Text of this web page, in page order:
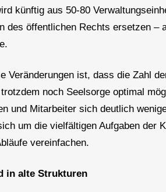
künftig aus 50-80
des öffentlichen Rechts ersetzen –
Veränderungen ist, dass die Zahl
noch Seelsorge optimal
und Mitarbeiter sich deutlich
um die vielfältigen Aufgaben der
vereinfachen.
in alte Strukturen